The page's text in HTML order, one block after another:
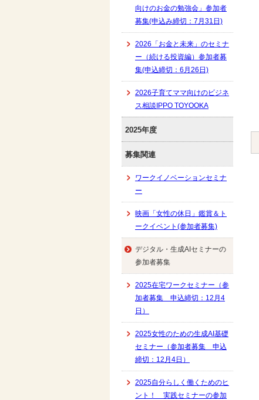
向けのお金の勉強会」参加者
募集(申込み締切：7月31日)
2026「お金と未来」のセミナ
ー（続ける投資編）参加者募
集(申込締切：6月26日)
2026子育てママ向けのビジネ
ス相談IPPO TOYOOKA
2025年度
募集関連
ワークイノベーションセミナ
ー
映画「女性の休日」鑑賞＆ト
ークイベント(参加者募集)
デジタル・生成AIセミナーの
参加者募集
2025在宅ワークセミナー（参
加者募集 申込締切：12月4
日）
2025女性のための生成AI基礎
セミナー（参加者募集 申込
締切：12月4日）
2025自分らしく働くためのヒ
ント！ 実践セミナーの参加